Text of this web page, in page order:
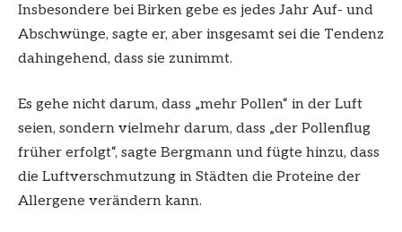
Insbesondere bei Birken gebe es jedes Jahr Auf- und
Abschwünge, sagte er, aber insgesamt sei die Tendenz
dahingehend, dass sie zunimmt.
Es gehe nicht darum, dass „mehr Pollen“ in der Luft
seien, sondern vielmehr darum, dass „der Pollenflug
früher erfolgt“, sagte Bergmann und fügte hinzu, dass
die Luftverschmutzung in Städten die Proteine ​​der
Allergene verändern kann.